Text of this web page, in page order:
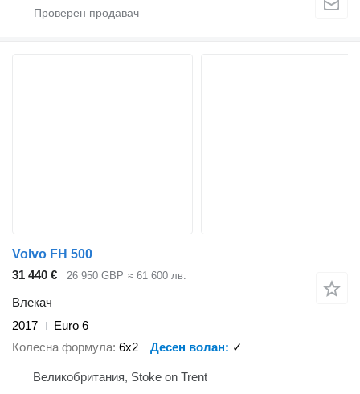
Volvo FH 500
31 440 €
26 950 GBP ≈ 61 600 лв.
Влекач
2017
Euro 6
Колесна формула 6x2 Десен волан ✓
Великобритания, Stoke on Trent